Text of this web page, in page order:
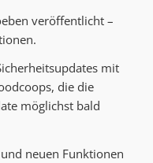
veröffentlicht –
mit
die die
möglichst bald
neuen Funktionen